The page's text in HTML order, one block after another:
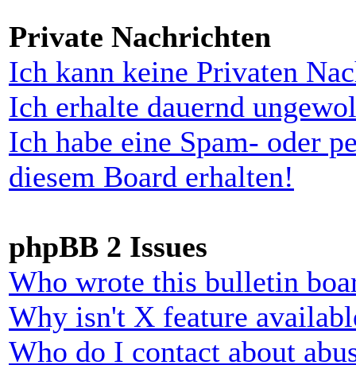
Private Nachrichten
Ich kann keine Privaten
Ich erhalte dauernd
Ich habe eine Spam- oder
diesem Board erhalten!
phpBB 2 Issues
Who wrote this bulletin
Why isn't X feature
Who do I contact about